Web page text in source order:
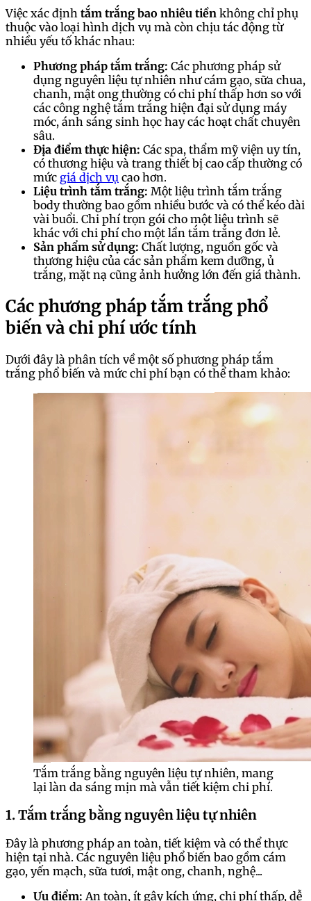
Việc xác định tắm trắng bao nhiêu tiền không chỉ phụ
thuộc vào loại hình dịch vụ mà còn chịu tác động từ
nhiều yếu tố khác nhau:
Phương pháp tắm trắng: Các phương pháp sử
dụng nguyên liệu tự nhiên như cám gạo, sữa chua,
chanh, mật ong thường có chi phí thấp hơn so với
các công nghệ tắm trắng hiện đại sử dụng máy
móc, ánh sáng sinh học hay các hoạt chất chuyên
sâu.
Địa điểm thực hiện: Các spa, thẩm mỹ viện uy tín,
có thương hiệu và trang thiết bị cao cấp thường có
mức giá dịch vụ cao hơn.
Liệu trình tắm trắng: Một liệu trình tắm trắng
body thường bao gồm nhiều bước và có thể kéo dài
vài buổi. Chi phí trọn gói cho một liệu trình sẽ
khác với chi phí cho một lần tắm trắng đơn lẻ.
Sản phẩm sử dụng: Chất lượng, nguồn gốc và
thương hiệu của các sản phẩm kem dưỡng, ủ
trắng, mặt nạ cũng ảnh hưởng lớn đến giá thành.
Các phương pháp tắm trắng phổ
biến và chi phí ước tính
Dưới đây là phân tích về một số phương pháp tắm
trắng phổ biến và mức chi phí bạn có thể tham khảo:
Tắm trắng bằng nguyên liệu tự nhiên, mang
lại làn da sáng mịn mà vẫn tiết kiệm chi phí.
1. Tắm trắng bằng nguyên liệu tự nhiên
Đây là phương pháp an toàn, tiết kiệm và có thể thực
hiện tại nhà. Các nguyên liệu phổ biến bao gồm cám
gạo, yến mạch, sữa tươi, mật ong, chanh, nghệ...
Ưu điểm: An toàn, ít gây kích ứng, chi phí thấp, dễ